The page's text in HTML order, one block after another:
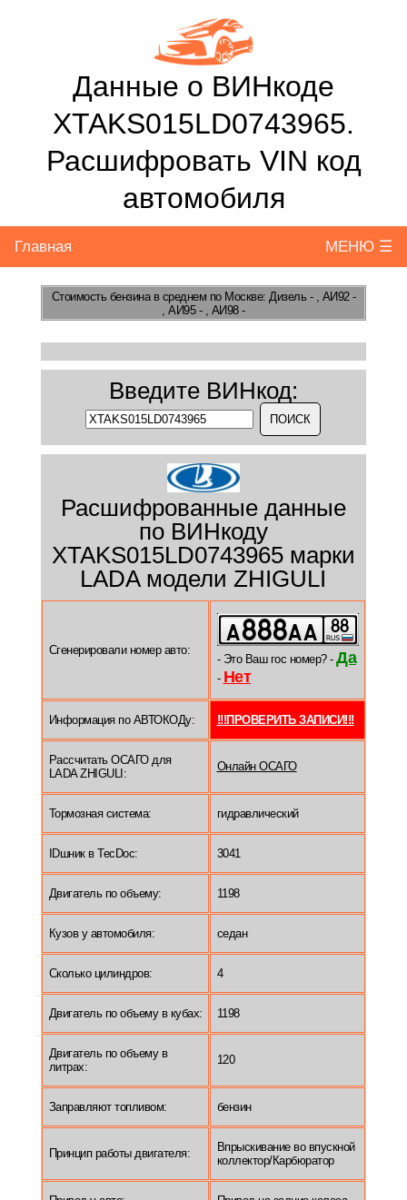
Данные о ВИНкоде
XTAKS015LD0743965.
Расшифровать VIN код
автомобиля
Главная МЕНЮ ☰
Стоимость бензинав среднем по Москве: Дизель - , АИ92 -
, АИ95 - , АИ98 -
Введите ВИНкод:
Расшифрованные данные
по ВИНкоду
XTAKS015LD0743965 марки
LADA модели ZHIGULI
Сгенерировали номер авто:
- Это Ваш гос номер? - Да
- Нет
Информация по АВТОКОДу: !!!ПРОВЕРИТЬ ЗАПИСИ!!!
Рассчитать ОСАГО для
LADA ZHIGULI:
Онлайн ОСАГО
Тормозная система: гидравлический
IDшник в TecDoc: 3041
Двигатель по объему: 1198
Кузов у автомобиля: седан
Сколько цилиндров: 4
Двигатель по объему в кубах: 1198
Двигатель по объему в
литрах:
120
Заправляют топливом: бензин
Принцип работы двигателя:
Впрыскивание во впускной
коллектор/Карбюратор